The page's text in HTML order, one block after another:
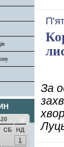
»
СБ
НД
1
За